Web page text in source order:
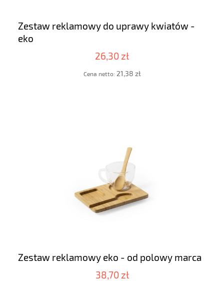
Zestaw reklamowy do uprawy kwiatów -
eko
26,30 zł
Cena netto: 21,38 zł
Zestaw reklamowy eko - od polowy marca
38,70 zł